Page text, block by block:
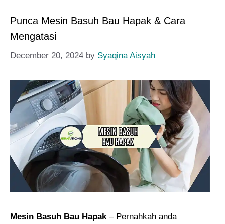
Punca Mesin Basuh Bau Hapak & Cara
Mengatasi
December 20, 2024 by Syaqina Aisyah
Mesin Basuh Bau Hapak– Pernahkah anda